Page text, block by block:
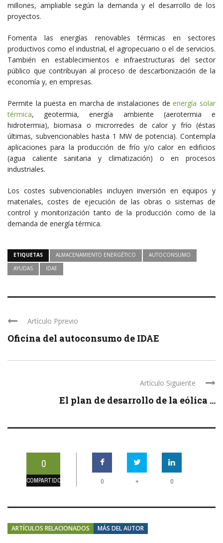
millones, ampliable según la demanda y el desarrollo de los
proyectos.
Fomenta las energías renovables térmicas en sectores
productivos como el industrial, el agropecuario o el de servicios.
También en establecimientos e infraestructuras del sector
público que contribuyan al proceso de descarbonización de la
economía y, en empresas.
Permite la puesta en marcha de instalaciones deenergía solar
térmica, geotermia, energía ambiente (aerotermia e
hidrotermia), biomasa o microrredes de calor y frío (éstas
últimas, subvencionables hasta 1 MW de potencia). Contempla
aplicaciones para la producción de frío y/o calor en edificios
(agua caliente sanitaria y climatización) o en procesos
industriales.
Los costes subvencionables incluyen inversión en equipos y
materiales, costes de ejecución de las obras o sistemas de
control y monitorización tanto de la producción como de la
demanda de energía térmica.
ETIQUETAS ALMACENAMIENTO ENERGÉTICO
AUTOCONSUMO
AYUDAS
IDAE
Artículo Pprevio
Oficina del autoconsumo de IDAE
Artículo Siguiente
El plan de desarrollo de la eólica ...
0
COMPARTIDOS 0 + 0
ARTÍCULOS RELACIONADOS MÁS DEL AUTOR